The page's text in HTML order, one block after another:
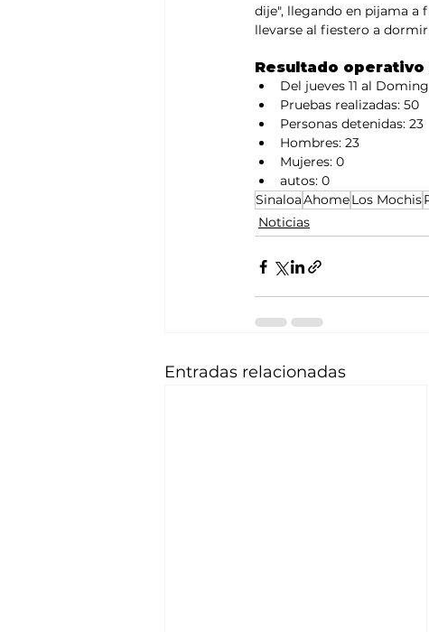
dije", llegando en pijama a
llevarse al fiestero a
Resultado
Del jueves 11 al
Pruebas realizadas: 50
Personas detenidas: 23
Hombres: 23
Mujeres: 0
autos: 0
SinaloaAhomeLos Mochis
Noticias
Entradas relacionadas